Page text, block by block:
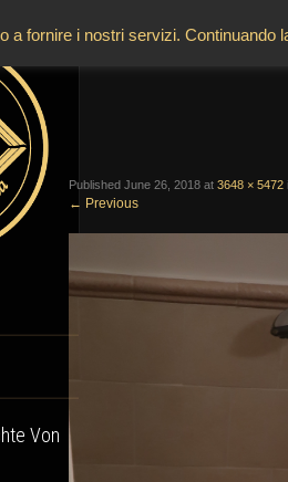
Von
oria-
Published June 26, 2018 at 3648 × 5472
← Previous
a fornire i nostri servizi.